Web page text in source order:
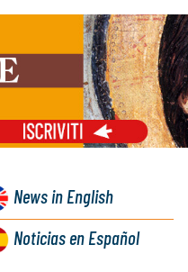
Newsin English
Noticiasen Español